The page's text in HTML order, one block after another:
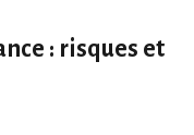
: risques et